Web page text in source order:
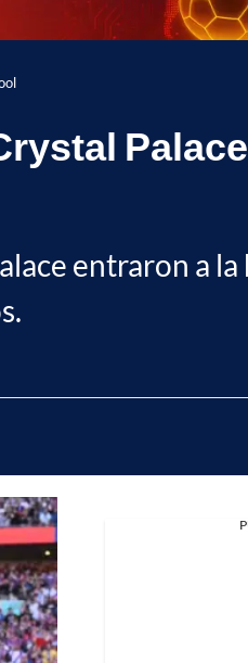
entraron a